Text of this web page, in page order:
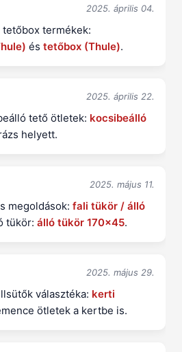
2025. április 04.
termékek:
és tetőbox (Thule).
2025. április 22.
tető ötletek: kocsibeálló
helyett.
2025. május 11.
megoldások: fali tükör / álló
tükör: álló tükör 170x45.
2025. május 29.
választéka: kerti
ötletek a kertbe is.